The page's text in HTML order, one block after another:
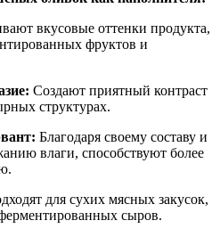
вкусовые оттенки продукта,
фруктов и
Создают приятный контраст
структурах.
Благодаря своему составу и
влаги, способствуют более
для сухих мясных закусок,
сыров.